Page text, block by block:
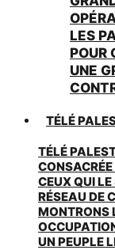
LES
POUR
UNE
TÉLÉ
TÉLÉ
CEUX QUI
RÉSEAU DE
MONTRONS
UN PEUPLE